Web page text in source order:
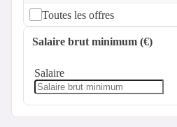
Toutes les offres
Salaire brut minimum (€)
Salaire